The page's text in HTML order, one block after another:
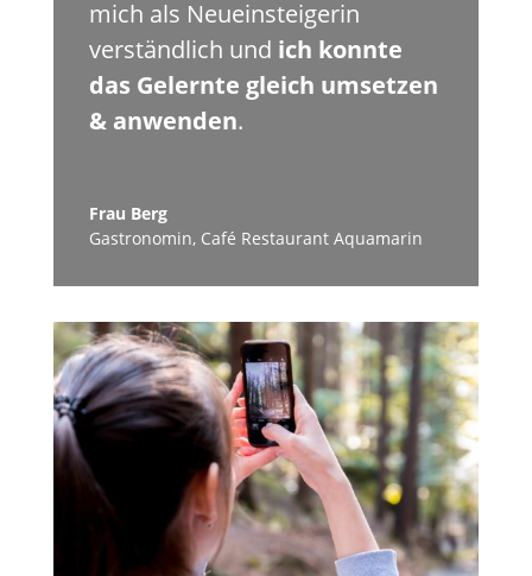
mich als Neueinsteigerin
verständlich und ich konnte
das Gelernte gleich umsetzen
& anwenden.
Frau Berg
Gastronomin, Café Restaurant Aquamarin